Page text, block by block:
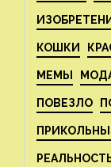
КОШКИ
МЕМЫ
ПОВЕЗЛО